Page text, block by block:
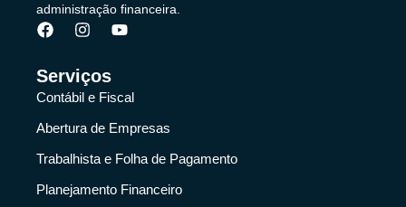
administração financeira.
Serviços
Contábil e Fiscal
Abertura de Empresas
Trabalhista e Folha de Pagamento
Planejamento Financeiro